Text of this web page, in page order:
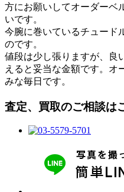
方にお願いしてオーダーベ
いです。
今腕に巻いているチュード
のです。
値段は少し張りますが、良
えると妥当な金額です。オ
みな毎日です。
査定、買取のご相談は